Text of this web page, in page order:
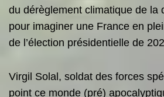
du dérèglement climatique de la
pour imaginer une France en
de l’élection présidentielle de
Virgil Solal, soldat des forces
point ce monde (pré)